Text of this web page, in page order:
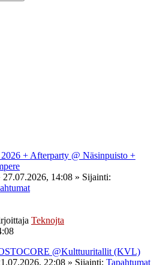
+ Afterparty @ Näsinpuisto +
27.07.2026, 14:08 » Sijainti:
Teknojta
@Kulttuuritallit (KVL)
22:08 » Sijainti: Tapahtumat